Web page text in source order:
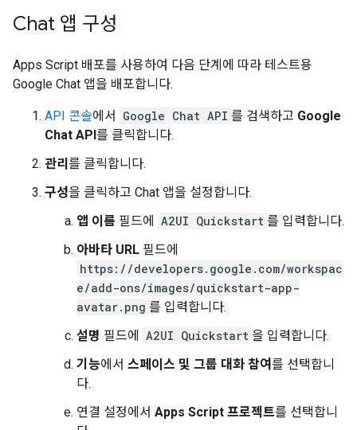
Chat 앱 구성
Apps Script 배포를 사용하여 다음 단계에 따라 테스트용
Google Chat 앱을 배포합니다.
API 콘솔에서 Google Chat API 를 검색하고 Google
Chat API를 클릭합니다.
관리 를 클릭합니다.
구성을 클릭하고 Chat 앱을 설정합니다.
앱 이름 필드에 A2UI Quickstart 를 입력합니다.
아바타 URL 필드에
https://developers.google.com/workspac
e/add-ons/images/quickstart-app-
avatar.png 를 입력합니다.
설명 필드에 A2UI Quickstart 을 입력합니다.
기능에서 스페이스 및 그룹 대화 참여 를 선택합니
다.
연결 설정에서 Apps Script 프로젝트를 선택합니